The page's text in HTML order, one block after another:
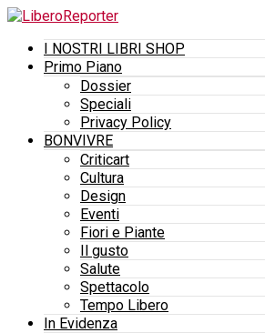
I NOSTRI LIBRI SHOP
Primo Piano
Dossier
Speciali
Privacy Policy
BONVIVRE
Criticart
Cultura
Design
Eventi
Fiori e Piante
Il gusto
Salute
Spettacolo
Tempo Libero
In Evidenza